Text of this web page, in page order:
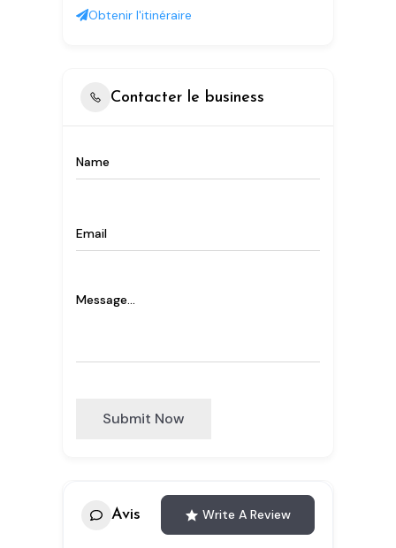
Obtenir l'itinéraire
Contacter le business
Submit Now
Avis Write A Review